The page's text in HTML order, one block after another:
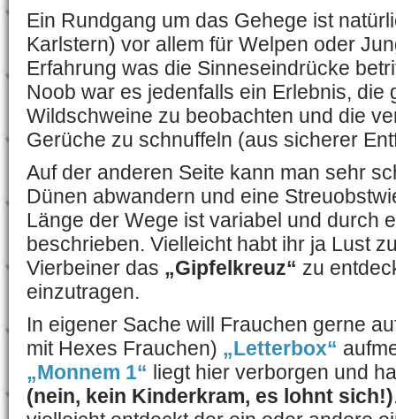
Ein Rundgang um das Gehege ist
Karlstern) vor allem für Welpen oder
Erfahrung was die Sinneseindrücke
Noob war es jedenfalls ein Erlebnis, die
Wildschweine zu beobachten und die
Gerüche zu schnuffeln (aus sicherer
Auf der anderen Seite kann man sehr
Dünen abwandern und eine
Länge der Wege ist variabel und durch
beschrieben. Vielleicht habt ihr ja Lust
Vierbeiner das „Gipfelkreuz“ zu
einzutragen.
In eigener Sache will Frauchen gerne
mit Hexes Frauchen) „Letterbox“
„Monnem 1“ liegt hier verborgen und
(nein, kein Kinderkram, es lohnt sich!)